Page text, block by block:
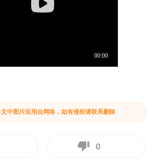
中图片应用自网络，如有侵权请联系删除
0